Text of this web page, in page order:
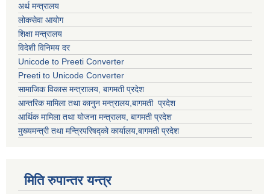
अर्थ मन्त्रालय
लोकसेवा आयोग
शिक्षा मन्त्रालय
विदेशी विनिमय दर
Unicode to Preeti Converter
Preeti to Unicode Converter
सामाजिक विकास मन्त्राालय, बागमती प्रदेश
आन्तरिक मामिला तथा कानुन मन्त्रालय,बागमती प्रदेश
आर्थिक मामिला तथा योजना मन्त्रालय, बागमती प्रदेश
मुख्यमन्त्री तथा मन्त्रिपरिषद्को कार्यालय,बागमती प्रदेश
मिति रुपान्तर यन्त्र